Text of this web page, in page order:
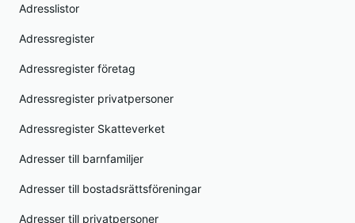
Adresslistor
Adressregister
Adressregister företag
Adressregister privatpersoner
Adressregister Skatteverket
Adresser till barnfamiljer
Adresser till bostadsrättsföreningar
Adresser till privatpersoner